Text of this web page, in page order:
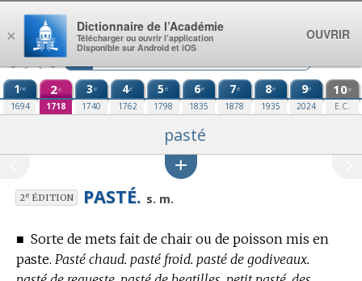
Aller au contenu
1re
1694
2e
1718
3e
1740
4e
1762
5e
1798
6e
1835
7e
1878
8e
1935
9e
2024
10e
E.C.
pasté
2eÉDITION PASTÉ. s. m.
■ Sorte de mets fait de chair ou de poisson mis en
paste. Pasté chaud. pasté froid. pasté de godiveaux.
×
Dictionnaire de l’Académie
Télécharger ou ouvrir l’application
Disponible sur Android et iOS
OUVRIR